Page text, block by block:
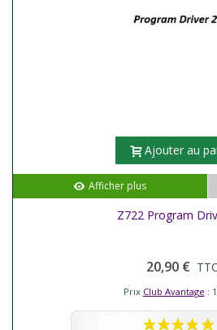
Ajouter au
Afficher plus
Z722 Program
20,90 € TTC
Prix Club Avantage :